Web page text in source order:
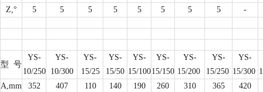
Z,°
5 5 5 5 5 5 5 5 -
型 号
YS-
10/250
YS-
10/300
YS-
15/25
YS-
15/50
YS-
15/100
YS-
15/150
YS-
15/200
YS-
15/250
YS-
15/300
A,mm
352 407 110 140 190 260 310 365
420